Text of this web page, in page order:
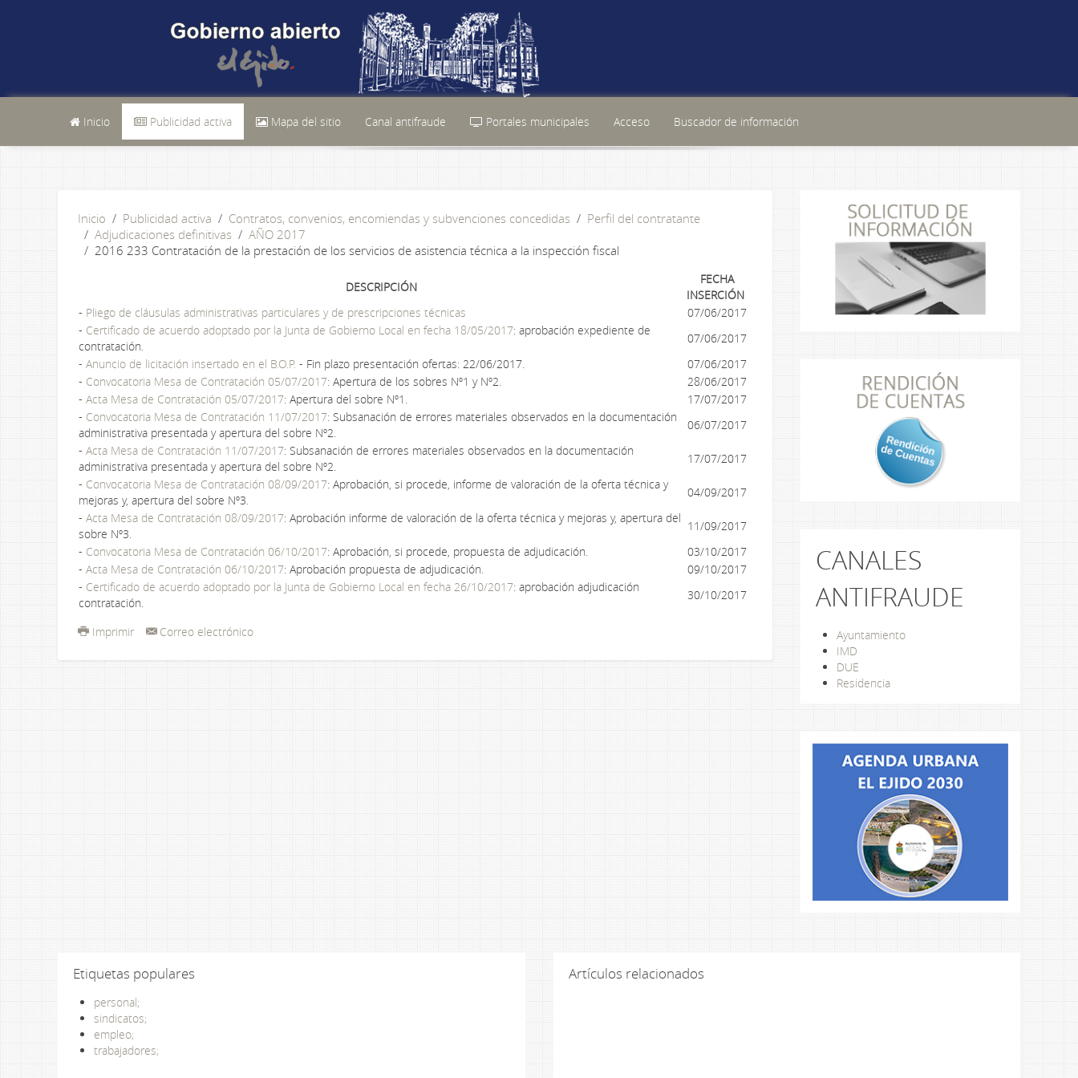
Inicio Publicidad activa Mapa del sitio Canal antifraude Portales municipales Acceso Buscador de información
Inicio Publicidad activa Contratos, convenios, encomiendas y subvenciones concedidas
Perfil del contratante
Adjudicaciones definitivas
AÑO 2017
2016 233 Contratación de la prestación de los servicios de asistencia técnica a la inspección fiscal
DESCRIPCIÓN
FECHA
INSERCIÓN
- Pliego de cláusulas administrativas particulares y de prescripciones técnicas
07/06/2017
- Certificado de acuerdo adoptado por la Junta de Gobierno Local en fecha 18/05/2017: aprobación expediente de
contratación.
07/06/2017
- Anuncio de licitación insertado en el B.O.P. - Fin plazo presentación ofertas: 22/06/2017.
07/06/2017
- Convocatoria Mesa de Contratación 05/07/2017: Apertura de los sobres Nº1 y Nº2.
28/06/2017
- Acta Mesa de Contratación 05/07/2017: Apertura del sobre Nº1.
17/07/2017
- Convocatoria Mesa de Contratación 11/07/2017: Subsanación de errores materiales observados en la documentación
administrativa presentada y apertura del sobre Nº2.
06/07/2017
- Acta Mesa de Contratación 11/07/2017: Subsanación de errores materiales observados en la documentación
administrativa presentada y apertura del sobre Nº2.
17/07/2017
- Convocatoria Mesa de Contratación 08/09/2017: Aprobación, si procede, informe de valoración de la oferta técnica y
mejoras y, apertura del sobre Nº3.
04/09/2017
- Acta Mesa de Contratación 08/09/2017: Aprobación informe de valoración de la oferta técnica y mejoras y, apertura del
sobre Nº3.
11/09/2017
- Convocatoria Mesa de Contratación 06/10/2017: Aprobación, si procede, propuesta de adjudicación.
03/10/2017
- Acta Mesa de Contratación 06/10/2017: Aprobación propuesta de adjudicación.
09/10/2017
- Certificado de acuerdo adoptado por la Junta de Gobierno Local en fecha 26/10/2017: aprobación adjudicación
contratación.
30/10/2017
Imprimir Correo electrónico
CANALES
ANTIFRAUDE
Ayuntamiento
IMD
DUE
Residencia
Etiquetas populares
personal;
sindicatos;
empleo;
trabajadores;
Artículos relacionados